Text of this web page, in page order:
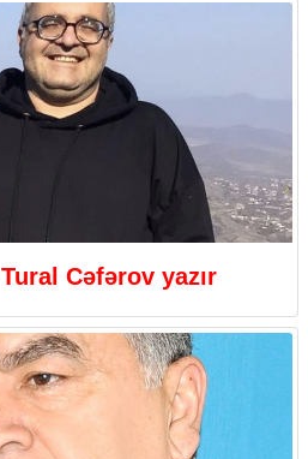
Tural Cəfərov yazır